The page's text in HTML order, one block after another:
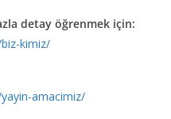
detay öğrenmek için:
kimiz/
amacimiz/